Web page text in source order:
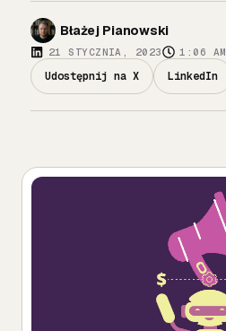
Błażej Pianowski
21 STYCZNIA, 2023 1:06 AM
Udostępnij na X LinkedIn